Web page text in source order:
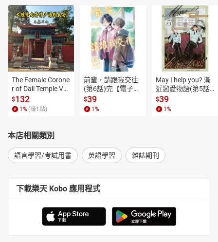
The Female Corone
r of Dali Temple Vo
l.6【有聲書】
$132
1 % (賺1 點)
前輩，請跟我交往
(第6話)完【電子
書】
$39
1 %
May I help you? 漸
近戀愛物語(第5話)
【電子書】
$39
1 %
本店相關類別
語言學習/考試用書 英語學習 雜誌期刊
下載樂天 Kobo 應用程式